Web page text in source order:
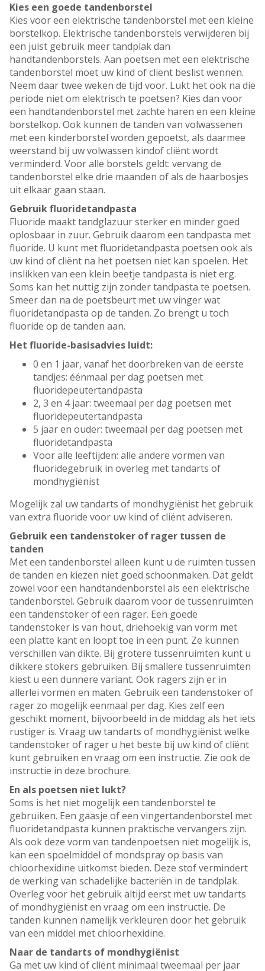
Kies een goede tandenborstel
Kies voor een elektrische tandenborstel met een kleine
borstelkop. Elektrische tandenborstels verwijderen bij
een juist gebruik meer tandplak dan
handtandenborstels. Aan poetsen met een elektrische
tandenborstel moet uw kind of cliënt beslist wennen.
Neem daar twee weken de tijd voor. Lukt het ook na die
periode niet om elektrisch te poetsen? Kies dan voor
een handtandenborstel met zachte haren en een kleine
borstelkop. Ook kunnen de tanden van volwassenen
met een kinderborstel worden gepoetst, als daarmee
weerstand bij uw volwassen kindof cliënt wordt
verminderd. Voor alle borstels geldt: vervang de
tandenborstel elke drie maanden of als de haarbosjes
uit elkaar gaan staan.
Gebruik fluoridetandpasta
Fluoride maakt tandglazuur sterker en minder goed
oplosbaar in zuur. Gebruik daarom een tandpasta met
fluoride. U kunt met fluoridetandpasta poetsen ook als
uw kind of cliënt na het poetsen niet kan spoelen. Het
inslikken van een klein beetje tandpasta is niet erg.
Soms kan het nuttig zijn zonder tandpasta te poetsen.
Smeer dan na de poetsbeurt met uw vinger wat
fluoridetandpasta op de tanden. Zo brengt u toch
fluoride op de tanden aan.
Het fluoride-basisadvies luidt:
0 en 1 jaar, vanaf het doorbreken van de eerste
tandjes: éénmaal per dag poetsen met
fluoridepeutertandpasta
2, 3 en 4 jaar: tweemaal per dag poetsen met
fluoridepeutertandpasta
5 jaar en ouder: tweemaal per dag poetsen met
fluoridetandpasta
Voor alle leeftijden: alle andere vormen van
fluoridegebruik in overleg met tandarts of
mondhygiënist
Mogelijk zal uw tandarts of mondhygiënist het gebruik
van extra fluoride voor uw kind of cliënt adviseren.
Gebruik een tandenstoker of rager tussen de
tanden
Met een tandenborstel alleen kunt u de ruimten tussen
de tanden en kiezen niet goed schoonmaken. Dat geldt
zowel voor een handtandenborstel als een elektrische
tandenborstel. Gebruik daarom voor de tussenruimten
een tandenstoker of een rager. Een goede
tandenstoker is van hout, driehoekig van vorm met
een platte kant en loopt toe in een punt. Ze kunnen
verschillen van dikte. Bij grotere tussenruimten kunt u
dikkere stokers gebruiken. Bij smallere tussenruimten
kiest u een dunnere variant. Ook ragers zijn er in
allerlei vormen en maten. Gebruik een tandenstoker of
rager zo mogelijk eenmaal per dag. Kies zelf een
geschikt moment, bijvoorbeeld in de middag als het iets
rustiger is. Vraag uw tandarts of mondhygiënist welke
tandenstoker of rager u het beste bij uw kind of cliënt
kunt gebruiken en vraag om een instructie. Zie ook de
instructie in deze brochure.
En als poetsen niet lukt?
Soms is het niet mogelijk een tandenborstel te
gebruiken. Een gaasje of een vingertandenborstel met
fluoridetandpasta kunnen praktische vervangers zijn.
Als ook deze vorm van tandenpoetsen niet mogelijk is,
kan een spoelmiddel of mondspray op basis van
chloorhexidine uitkomst bieden. Deze stof vermindert
de werking van schadelijke bacteriën in de tandplak.
Overleg voor het gebruik altijd eerst met uw tandarts
of mondhygiënist en vraag om een instructie. De
tanden kunnen namelijk verkleuren door het gebruik
van een middel met chloorhexidine.
Naar de tandarts of mondhygiënist
Ga met uw kind of cliënt minimaal tweemaal per jaar